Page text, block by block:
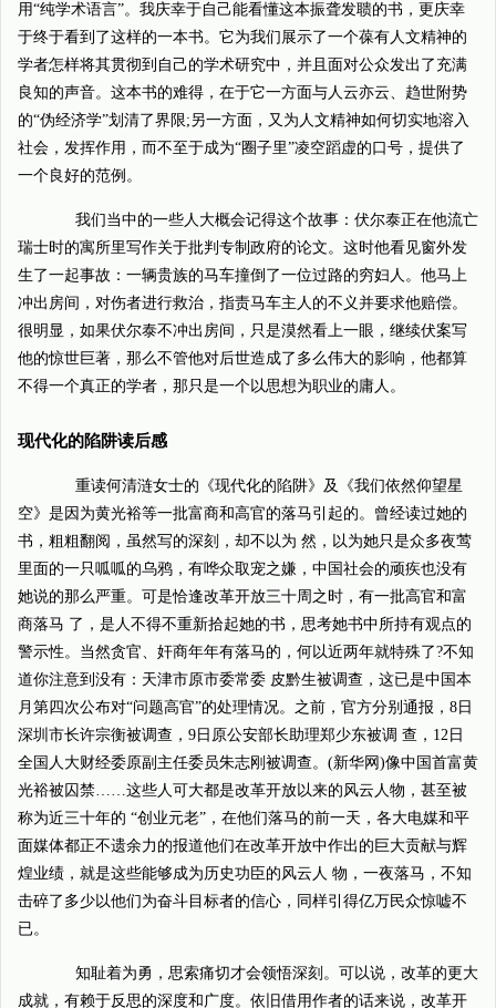
用“纯学术语言”。我庆幸于自己能看懂这本振聋发聩的书，更庆幸
于终于看到了这样的一本书。它为我们展示了一个葆有人文精神的
学者怎样将其贯彻到自己的学术研究中，并且面对公众发出了充满
良知的声音。这本书的难得，在于它一方面与人云亦云、趋世附势
的“伪经济学”划清了界限;另一方面，又为人文精神如何切实地溶入
社会，发挥作用，而不至于成为“圈子里”凌空蹈虚的口号，提供了
一个良好的范例。
我们当中的一些人大概会记得这个故事：伏尔泰正在他流亡
瑞士时的寓所里写作关于批判专制政府的论文。这时他看见窗外发
生了一起事故：一辆贵族的马车撞倒了一位过路的穷妇人。他马上
冲出房间，对伤者进行救治，指责马车主人的不义并要求他赔偿。
很明显，如果伏尔泰不冲出房间，只是漠然看上一眼，继续伏案写
他的惊世巨著，那么不管他对后世造成了多么伟大的影响，他都算
不得一个真正的学者，那只是一个以思想为职业的庸人。
现代化的陷阱读后感
重读何清涟女士的《现代化的陷阱》及《我们依然仰望星
空》是因为黄光裕等一批富商和高官的落马引起的。曾经读过她的
书，粗粗翻阅，虽然写的深刻，却不以为 然，以为她只是众多夜莺
里面的一只呱呱的乌鸦，有哗众取宠之嫌，中国社会的顽疾也没有
她说的那么严重。可是恰逢改革开放三十周之时，有一批高官和富
商落马 了，是人不得不重新拾起她的书，思考她书中所持有观点的
警示性。当然贪官、奸商年年有落马的，何以近两年就特殊了?不知
道你注意到没有：天津市原市委常委 皮黔生被调查，这已是中国本
月第四次公布对“问题高官”的处理情况。之前，官方分别通报，8日
深圳市长许宗衡被调查，9日原公安部长助理郑少东被调 查，12日
全国人大财经委原副主任委员朱志刚被调查。(新华网)像中国首富黄
光裕被囚禁……这些人可大都是改革开放以来的风云人物，甚至被
称为近三十年的 “创业元老”，在他们落马的前一天，各大电媒和平
面媒体都正不遗余力的报道他们在改革开放中作出的巨大贡献与辉
煌业绩，就是这些能够成为历史功臣的风云人 物，一夜落马，不知
击碎了多少以他们为奋斗目标者的信心，同样引得亿万民众惊嘘不
已。
知耻着为勇，思索痛切才会领悟深刻。可以说，改革的更大
成就，有赖于反思的深度和广度。依旧借用作者的话来说，改革开